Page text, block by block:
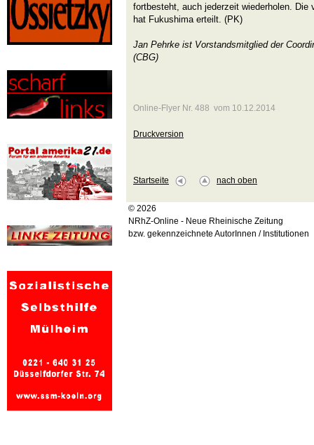
fortbesteht, auch jederzeit wiederholen. Die
hat Fukushima erteilt. (PK)
Jan Pehrke ist Vorstandsmitglied der
(CBG)
Online-Flyer Nr. 488 vom 10.12.2014
Druckversion
Startseite nach oben
© 2026
NRhZ-Online - Neue Rheinische Zeitung
bzw. gekennzeichnete AutorInnen / Institutionen